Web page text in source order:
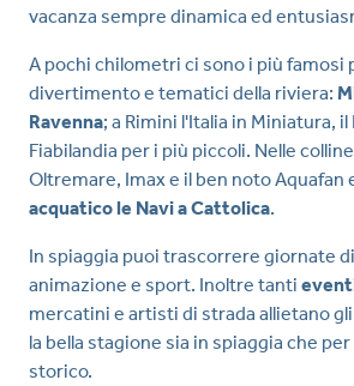
vacanza sempre dinamica ed
A pochi chilometri ci sono i più famosi
divertimento e tematici della riviera:
Ravenna; a Rimini l'Italia in Miniatura,
Fiabilandia per i più piccoli. Nelle
Oltremare, Imax e il ben noto Aquafan
acquatico le Navi a Cattolica.
In spiaggia puoi trascorrere giornate
animazione e sport. Inoltre tanti
mercatini e artisti di strada allietano
la bella stagione sia in spiaggia che
storico.